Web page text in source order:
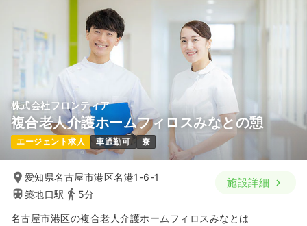
株式会社フロンティア
複合老人介護ホームフィロスみなとの憩
エージェント求人 車通勤可 寮
愛知県名古屋市港区名港1-6-1
築地口駅
5分
施設詳細
名古屋市港区の複合老人介護ホームフィロスみなとは